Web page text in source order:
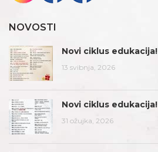
NOVOSTI
Novi ciklus edukacija!
13 svibnja, 2026
Novi ciklus edukacija!
31 ožujka, 2026